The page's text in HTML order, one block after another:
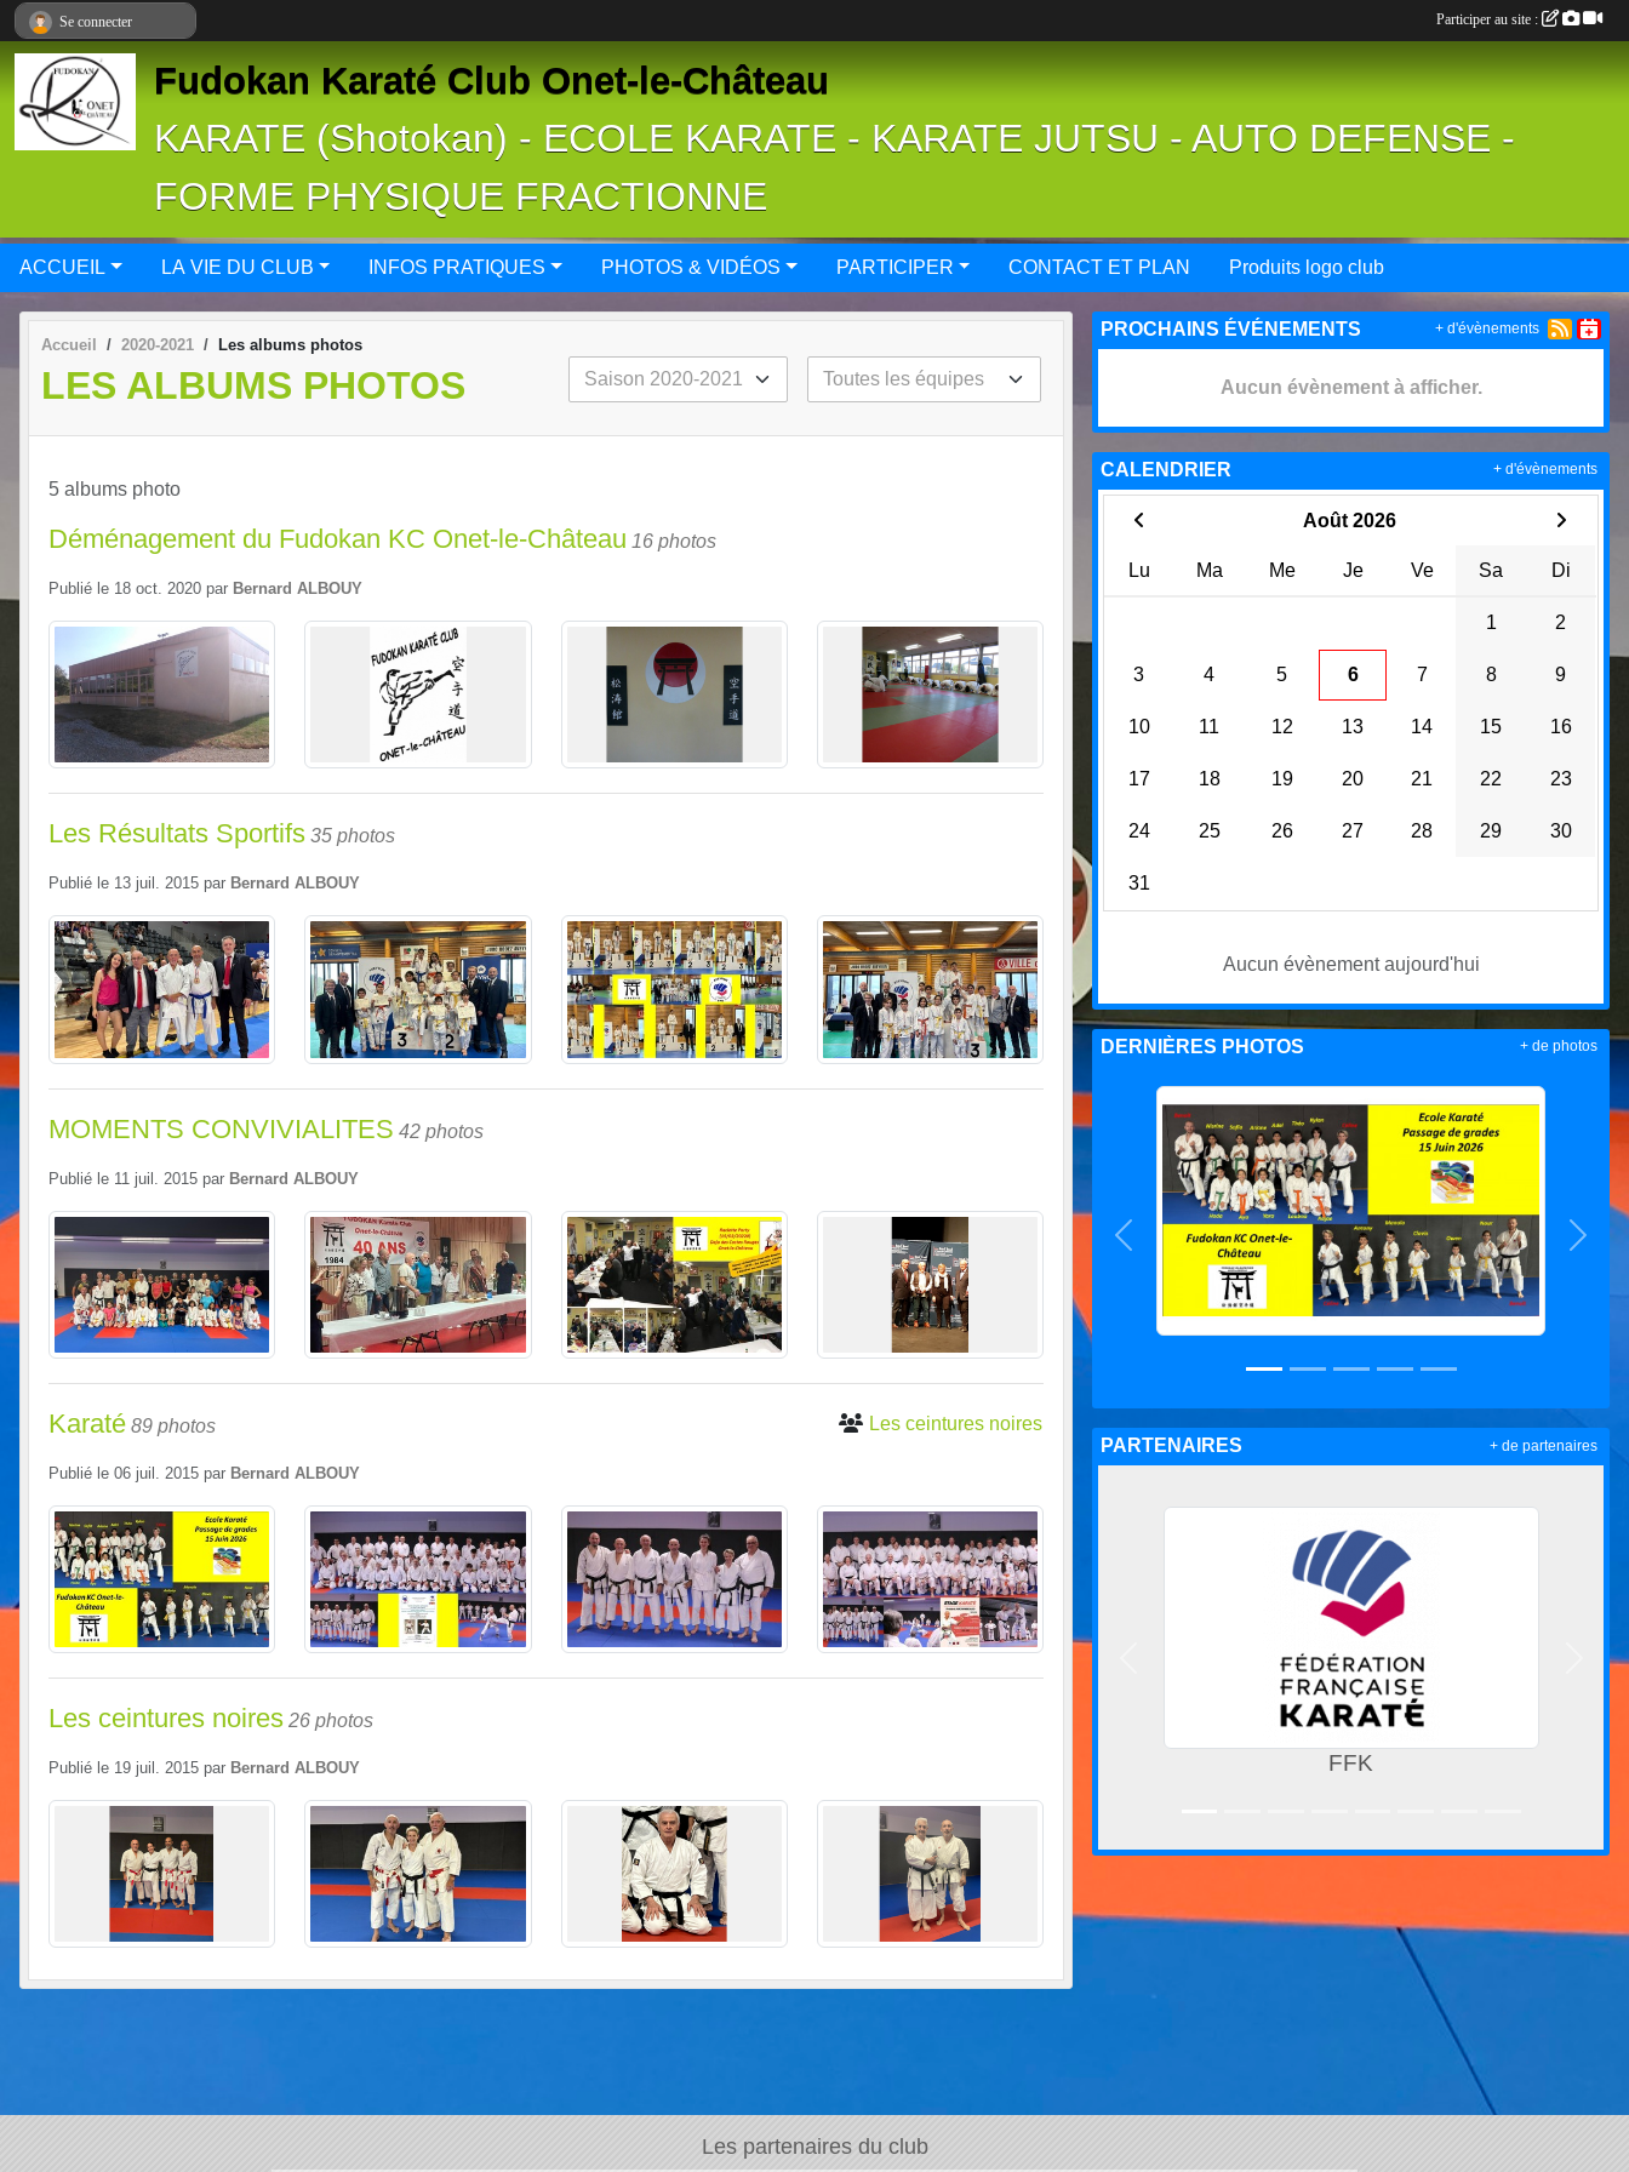
Fudokan Karaté Club Onet-le-Château
KARATE (Shotokan) - ECOLE KARATE - KARATE JUTSU - AUTO DEFENSE -
FORME PHYSIQUE FRACTIONNE
ACCUEIL LA VIE DU CLUB INFOS PRATIQUES PHOTOS & VIDÉOS PARTICIPER CONTACT ET PLAN Produits logo club
Accueil 2020-2021 Les albums photos
LES ALBUMS PHOTOS
5 albums photo
Déménagement du Fudokan KC Onet-le-Château 16 photos
Publié le 18 oct. 2020 par Bernard ALBOUY
Les Résultats Sportifs 35 photos
Publié le 13 juil. 2015 par Bernard ALBOUY
MOMENTS CONVIVIALITES 42 photos
Publié le 11 juil. 2015 par Bernard ALBOUY
Karaté 89 photos Les ceintures noires
Publié le 06 juil. 2015 par Bernard ALBOUY
Les ceintures noires 26 photos
Publié le 19 juil. 2015 par Bernard ALBOUY
PROCHAINS ÉVÉNEMENTS
Aucun évènement à afficher.
+ d'évènements
CALENDRIER
Août 2026
Lu Ma Me Je Ve Sa Di
1 2
3 4 5 6 7 8 9
10 11 12 13 14 15 16
17 18 19 20 21 22 23
24 25 26 27 28 29 30
31
Aucun évènement aujourd'hui
+ d'évènements
DERNIÈRES PHOTOS
Précedent
+ de photos
PARTENAIRES
FFK
+ de partenaires
Les partenaires du club
Se connecter Participer au site :
Panneau de gestion des cookies